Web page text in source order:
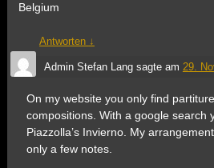
Belgium
Antworten ↓
Admin Stefan Langsagte am 29.
On my website you only find
compositions. With a google search
Piazzolla’s Invierno. My
only a few notes.